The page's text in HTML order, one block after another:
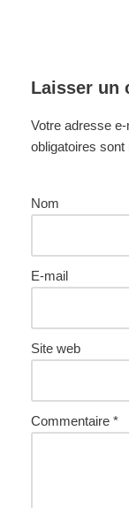
Laisser un
Votre adresse
obligatoires sont
Nom
E-mail
Site web
Commentaire *